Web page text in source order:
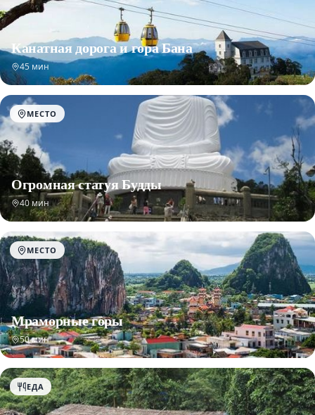
Канатная дорога и гора Бана
45 мин
МЕСТО
Огромная статуя Будды
40 мин
МЕСТО
Мраморные горы
50 мин
ЕДА